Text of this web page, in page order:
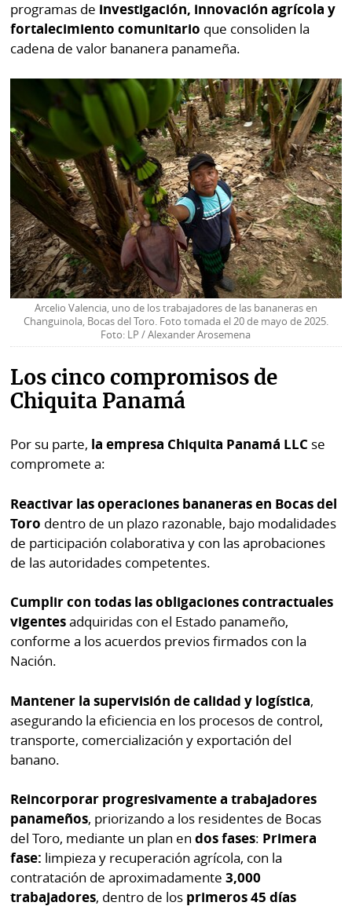
programas de investigación, innovación agrícola y
fortalecimiento comunitario que consoliden la
cadena de valor bananera panameña.
Arcelio Valencia, uno de los trabajadores de las bananeras en
Changuinola, Bocas del Toro. Foto tomada el 20 de mayo de 2025.
Foto: LP / Alexander Arosemena
Los cinco compromisos de
Chiquita Panamá
Por su parte, la empresa Chiquita Panamá LLC se
compromete a:
Reactivar las operaciones bananeras en Bocas del
Toro dentro de un plazo razonable, bajo modalidades
de participación colaborativa y con las aprobaciones
de las autoridades competentes.
Cumplir con todas las obligaciones contractuales
vigentesadquiridas con el Estado panameño,
conforme a los acuerdos previos firmados con la
Nación.
Mantener la supervisión de calidad y logística,
asegurando la eficiencia en los procesos de control,
transporte, comercialización y exportación del
banano.
Reincorporar progresivamente a trabajadores
panameños, priorizando a los residentes de Bocas
del Toro, mediante un plan endos fases: Primera
fase: limpieza y recuperación agrícola, con la
contratación de aproximadamente3,000
trabajadores, dentro de los primeros 45 días